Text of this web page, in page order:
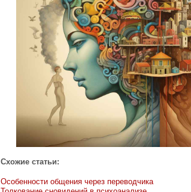
Схожие статьи:
Особенности общения через переводчика